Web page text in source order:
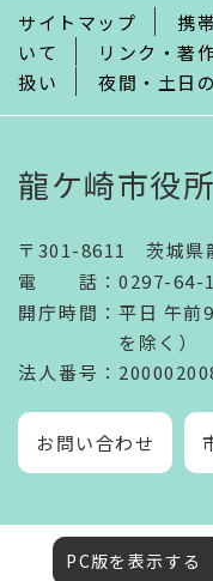
サイトマップ 携
いて
リンク・著
扱い
夜間・土日
龍ケ崎市役所
〒301-8611 茨城県
電話 ： 0297-64-
開庁時間 ： 平日 午前
を除く）
法人番号 ：
お問い合わせ
PC版を表示する